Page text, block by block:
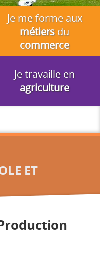
Je me forme aux
métiersdu
commerce
Je travaille en
agriculture
ET